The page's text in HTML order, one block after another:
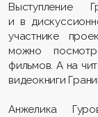
Выступление
и в
участнике
можно
фильмов. А на
видеокниги
Анжелика